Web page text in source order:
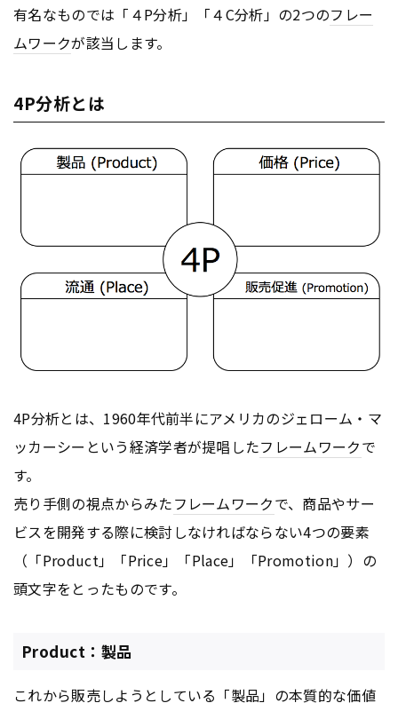
有名なものでは「４P分析」「４C分析」の2つのフレー
ムワークが該当します。
4P分析とは
4P分析とは、1960年代前半にアメリカのジェローム・マ
ッカーシーという経済学者が提唱したフレームワークで
す。
売り手側の視点からみたフレームワークで、商品やサー
ビスを開発する際に検討しなければならない4つの要素
（「Product」「Price」「Place」「Promotion」）の
頭文字をとったものです。
Product：製品
これから販売しようとしている「製品」の本質的な価値